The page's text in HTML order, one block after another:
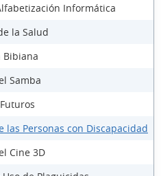
Informática
la Salud
Bibiana
Samba
las Personas con Discapacidad
Cine 3D